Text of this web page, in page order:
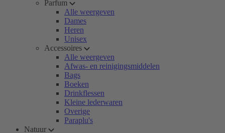
Parfum
Alle weergeven
Dames
Heren
Unisex
Accessoires
Alle weergeven
Afwas- en reinigingsmiddelen
Bags
Boeken
Drinkflessen
Kleine lederwaren
Overige
Paraplu's
Natuur